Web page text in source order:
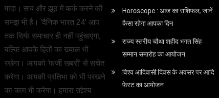
मादा। सच और झूठ में फर्क करने की
समझ भी है। ‘दैनिक भारत 24’ आप
तक सिर्फ समाचार ही नहीं पहुंचाएगा,
बल्कि आपके हितों का ख्याल भी
रखेगा। आपको ‘फर्जी खबरों’ से सचेत
करेगा। आपकी प्रतिभा को भी परखने
का काम भी करेगा। हमारा उद्देश्य
Horoscope : आज का राशिफल, जानें
कैसा रहेगा आपका दिन
राज्य स्तरीय चौथा शहीद भगत सिंह
सम्मान समारोह का आयोजन
विश्व आदिवासी दिवस के अवसर पर आदि
फेस्‍ट का आयोजन